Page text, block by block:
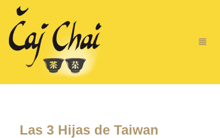
Las 3 Hijas de Taiwan